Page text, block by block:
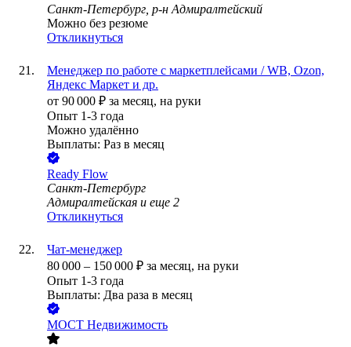
Санкт-Петербург, р-н Адмиралтейский
Можно без резюме
Откликнуться
Менеджер по работе с маркетплейсами / WB, Ozon,
Яндекс Маркет и др.
от 90 000 ₽ за месяц, на руки
Опыт 1-3 года
Можно удалённо
Выплаты: Раз в месяц
Ready Flow
Санкт-Петербург
Адмиралтейская и еще 2
Откликнуться
Чат-менеджер
80 000 – 150 000 ₽ за месяц, на руки
Опыт 1-3 года
Выплаты: Два раза в месяц
МОСТ Недвижимость